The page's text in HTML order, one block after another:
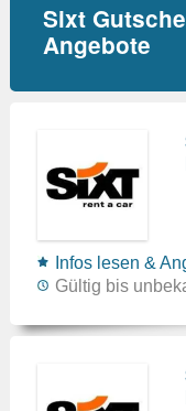
Sixt
Angebote
Infos lesen &
Gültig bis